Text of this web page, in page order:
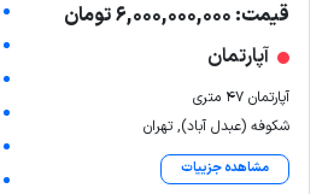
قیمت: 6,000,000,000 تومان
آپارتمان
آپارتمان ۴۷ متری
شکوفه (عبدل آباد), تهران
مشاهده جزییات